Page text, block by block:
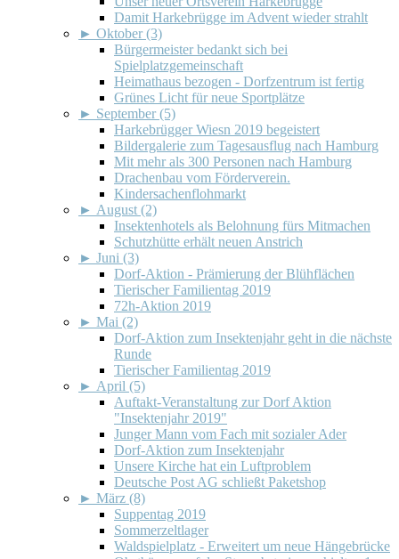
Damit Harkebrügge im Advent wieder strahlt
► Oktober (3)
Bürgermeister bedankt sich bei
Spielplatzgemeinschaft
Heimathaus bezogen - Dorfzentrum ist fertig
Grünes Licht für neue Sportplätze
► September (5)
Harkebrügger Wiesn 2019 begeistert
Bildergalerie zum Tagesausflug nach Hamburg
Mit mehr als 300 Personen nach Hamburg
Drachenbau vom Förderverein.
Kindersachenflohmarkt
► August (2)
Insektenhotels als Belohnung fürs Mitmachen
Schutzhütte erhält neuen Anstrich
► Juni (3)
Dorf-Aktion - Prämierung der Blühflächen
Tierischer Familientag 2019
72h-Aktion 2019
► Mai (2)
Dorf-Aktion zum Insektenjahr geht in die nächste
Runde
Tierischer Familientag 2019
► April (5)
Auftakt-Veranstaltung zur Dorf Aktion
"Insektenjahr 2019"
Junger Mann vom Fach mit sozialer Ader
Dorf-Aktion zum Insektenjahr
Unsere Kirche hat ein Luftproblem
Deutsche Post AG schließt Paketshop
► März (8)
Suppentag 2019
Sommerzeltlager
Waldspielplatz - Erweitert um neue Hängebrücke